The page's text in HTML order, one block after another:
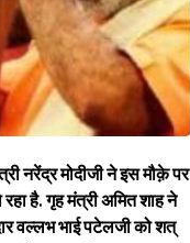
नरेंद्र मोदीजी ने इस मौक़े पर
है. गृह मंत्री अमित शाह ने
वल्लभ भाई पटेलजी को शत्